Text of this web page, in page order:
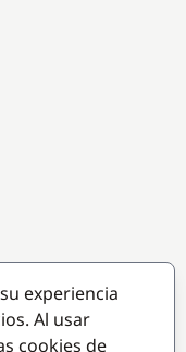
experiencia
Al usar
cookies de